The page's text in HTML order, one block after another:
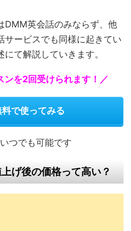
DMM英会話のみならず、他
サービスでも同様に起きてい
て解説していきます。
ンを2回受けられます！／
料で使ってみる
つでも可能です
げ後の価格って高い？